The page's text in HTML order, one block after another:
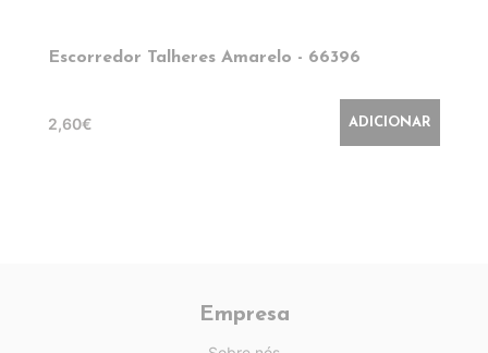
Escorredor Talheres Amarelo - 66396
2,60€ ADICIONAR
Empresa